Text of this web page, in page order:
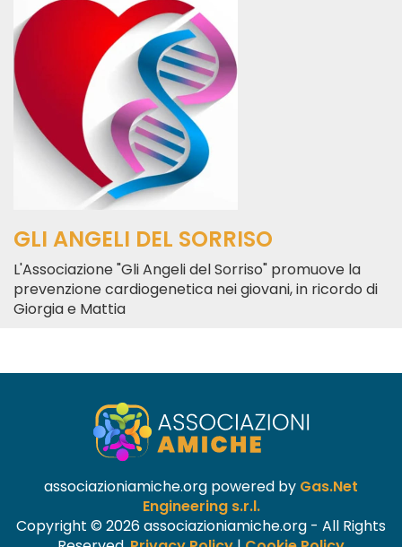
GLI ANGELI DEL SORRISO
L'Associazione "Gli Angeli del Sorriso" promuove la
prevenzione cardiogenetica nei giovani, in ricordo di
Giorgia e Mattia
associazioniamiche.org powered by Gas.Net
Engineering s.r.l.
Copyright © 2026 associazioniamiche.org - All Rights